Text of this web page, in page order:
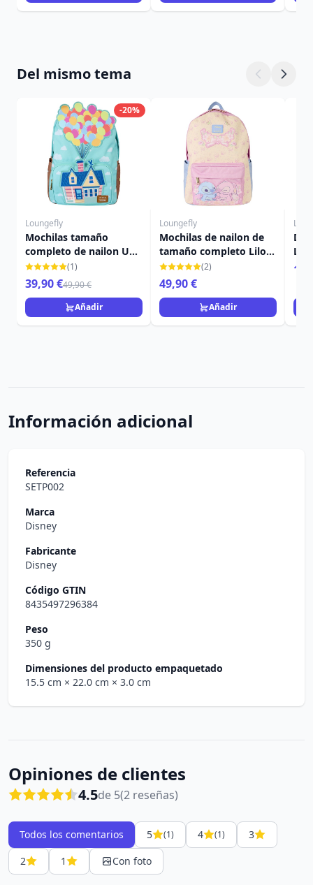
Del mismo tema
-20%
Loungefly
Mochilas tamaño
completo de nailon Up-
Disney Pixar Loungefly
(1)
39,90 €49,90 €
Añadir
Loungefly
Mochilas de nailon de
tamaño completo Lilo y
Stitch - Disney
Loungefly
(2)
49,90 €
Añadir
-
Información adicional
Referencia
SETP002
Marca
Disney
Fabricante
Disney
Código GTIN
8435497296384
Peso
350 g
Dimensiones del producto empaquetado
15.5 cm × 22.0 cm × 3.0 cm
Opiniones de clientes
4.5de 5(2 reseñas)
Todos los comentarios 5 (1) 4 (1)
3
2
1 Con foto